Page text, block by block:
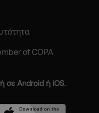
of COPA
σε Android ή iOS.